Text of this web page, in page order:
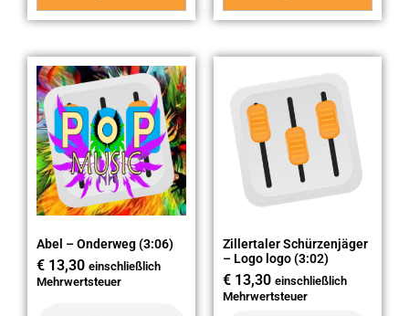
Abel – Onderweg (3:06)
€ 13,30 einschließlich
Mehrwertsteuer
Zillertaler Schürzenjäger
– Logo logo (3:02)
€ 13,30 einschließlich
Mehrwertsteuer